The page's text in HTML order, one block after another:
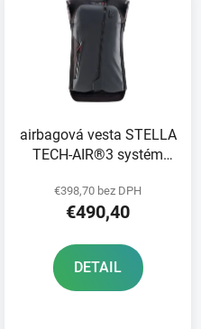
airbagová vesta STELLA
TECH-AIR®3 systém
čierna/tmavosivá 2024
€398,70 bez DPH
€490,40
DETAIL